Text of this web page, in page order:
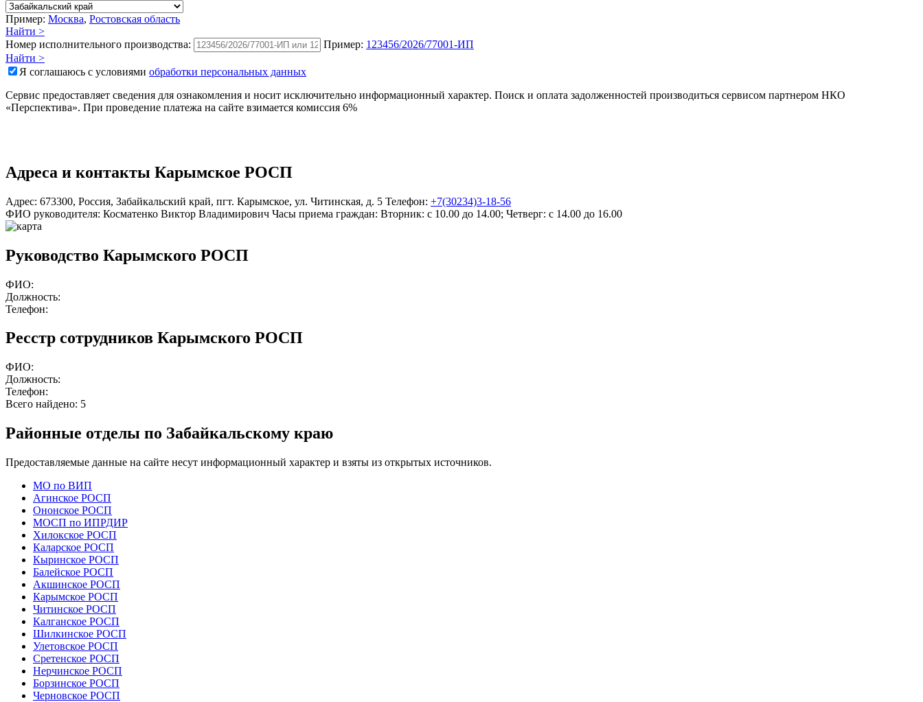
Пример: Москва, Ростовская область
Найти >
Номер исполнительного производства:
Пример: 123456/2026/77001-ИП
Найти >
Я соглашаюсь с условиями обработки персональных данных
Сервис предоставляет сведения для ознакомления и носит исключительно информационный характер. Поиск и оплата задолженностей производиться сервисом партнером НКО
«Перспектива». При проведение платежа на сайте взимается комиссия 6%
Адреса и контакты Карымское РОСП
Адрес: 673300, Россия, Забайкальский край, пгт. Карымское, ул. Читинская, д. 5 Телефон: +7(30234)3-18-56
ФИО руководителя: Косматенко Виктор Владимирович Часы приема граждан: Вторник: с 10.00 до 14.00; Четверг: с 14.00 до 16.00
Руководство Карымского РОСП
ФИО:
Должность:
Телефон:
Ресстр сотрудников Карымского РОСП
ФИО:
Должность:
Телефон:
Всего найдено: 5
Районные отделы по Забайкальскому краю
Предоставляемые данные на сайте несут информационный характер и взяты из открытых источников.
МО по ВИП
Агинское РОСП
Ононское РОСП
МОСП по ИПРДИР
Хилокское РОСП
Каларское РОСП
Кыринское РОСП
Балейское РОСП
Акшинское РОСП
Карымское РОСП
Читинское РОСП
Калганское РОСП
Шилкинское РОСП
Улетовское РОСП
Сретенское РОСП
Нерчинское РОСП
Борзинское РОСП
Черновское РОСП